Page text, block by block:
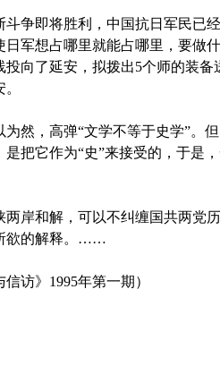
即将胜利，中国抗日军民已经
日军想占哪里就能占哪里，要做
向了延安，拟拨出5个师的装备
，高弹“文学不等于史学”。但
是把它作为“史”来接受的，于是
和解，可以不纠缠国共两党历
欲的解释。……
》1995年第一期）